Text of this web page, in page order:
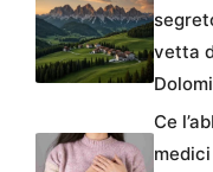
vetta
Ce